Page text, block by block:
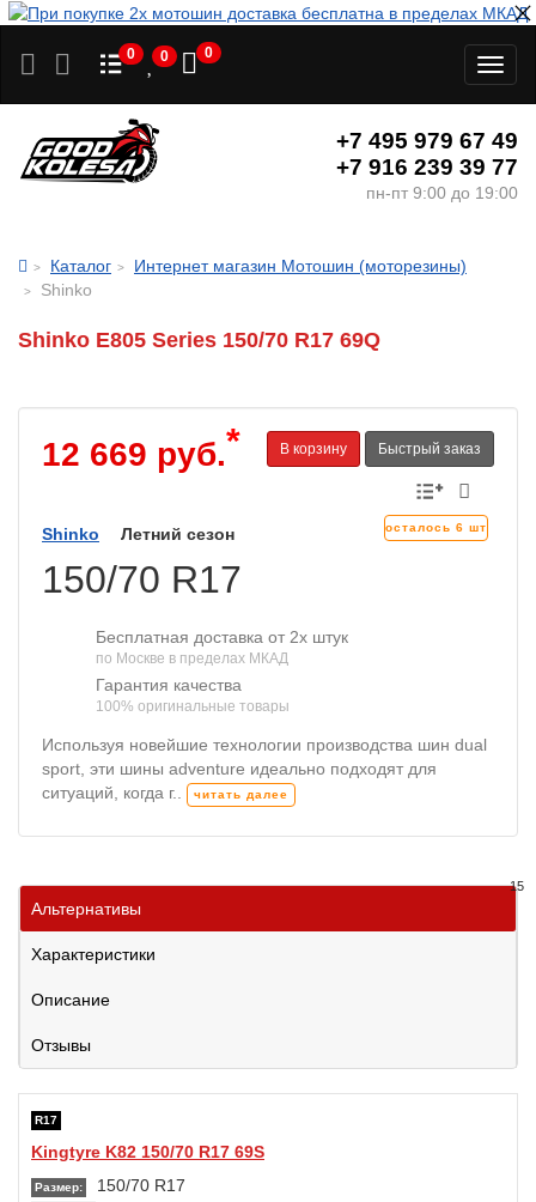
0 0 0
+7 495 979 67 49
+7 916 239 39 77
пн-пт 9:00 до 19:00
Каталог
Интернет магазин Мотошин (моторезины)
Shinko
Shinko E805 Series 150/70 R17 69Q
12 669 руб.* В корзину Быстрый заказ
Shinko Летний сезон осталось 6 шт
150/70 R17
Бесплатная доставка от 2х штук
по Москве в пределах МКАД
Гарантия качества
100% оригинальные товары
Используя новейшие технологии производства шин dual
sport, эти шины adventure идеально подходят для
ситуаций, когда г..
читать далее
Альтернативы
15
Характеристики
Описание
Отзывы
R17
Kingtyre K82 150/70 R17 69S
Размер: 150/70 R17